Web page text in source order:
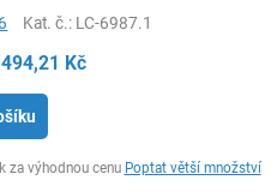
Kat. č.: LC-6987.1
Kč
za výhodnou cenu Poptat větší množství